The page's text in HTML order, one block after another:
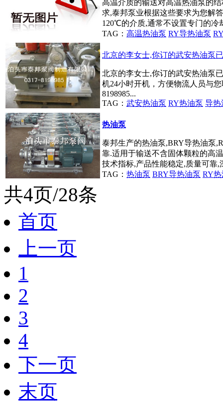
高温介质的输送对高温热油泵的
求,泰邦泵业根据这些要求为您解
120℃的介质,通常不设置专门的冷
TAG： 高温热油泵 RY导热油泵
北京的李女士,你订的武安热油泵
北京的李女士,你订的武安热油泵
机24小时开机，方便物流人员与
8198985...
TAG： 武安热油泵 RY热油泵 导热
热油泵
泰邦生产的热油泵,BRY导热油泵
靠.适用于输送不含固体颗粒的高
技术指标,产品性能稳定,质量可靠,
TAG： 热油泵 BRY导热油泵 RY
共4页/28条
首页
上一页
1
2
3
4
下一页
末页